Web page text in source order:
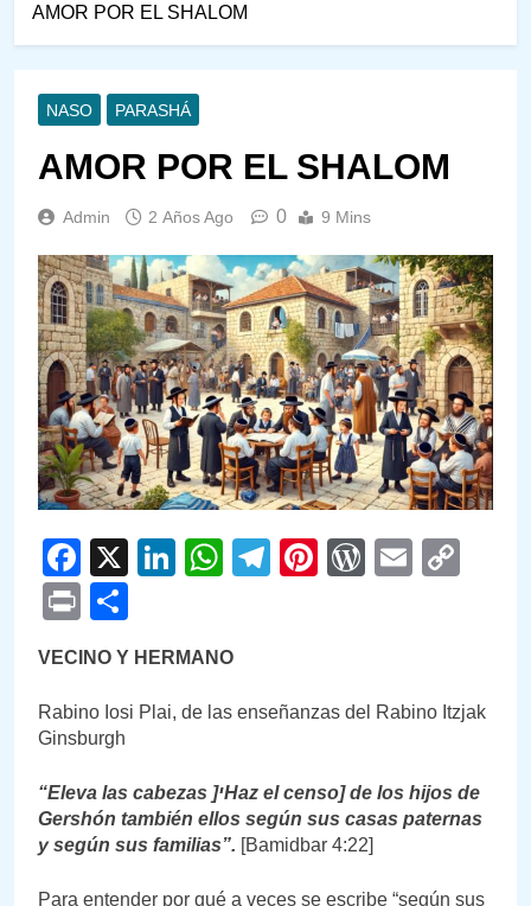
AMOR POR EL SHALOM
NASO PARASHÁ
AMOR POR EL SHALOM
Admin 2 Años Ago 0 9 Mins
Facebook
X LinkedIn
WhatsApp
Telegram
PinterestEmail
Print
VECINO Y HERMANO
Rabino Iosi Plai, de las enseñanzas del Rabino Itzjak
Ginsburgh
“Eleva las cabezas ]יHaz el censo] de los hijos de
Gershón también ellos según sus casas paternas
y según sus familias”. [Bamidbar 4:22]
Para entender por qué a veces se escribe “según sus